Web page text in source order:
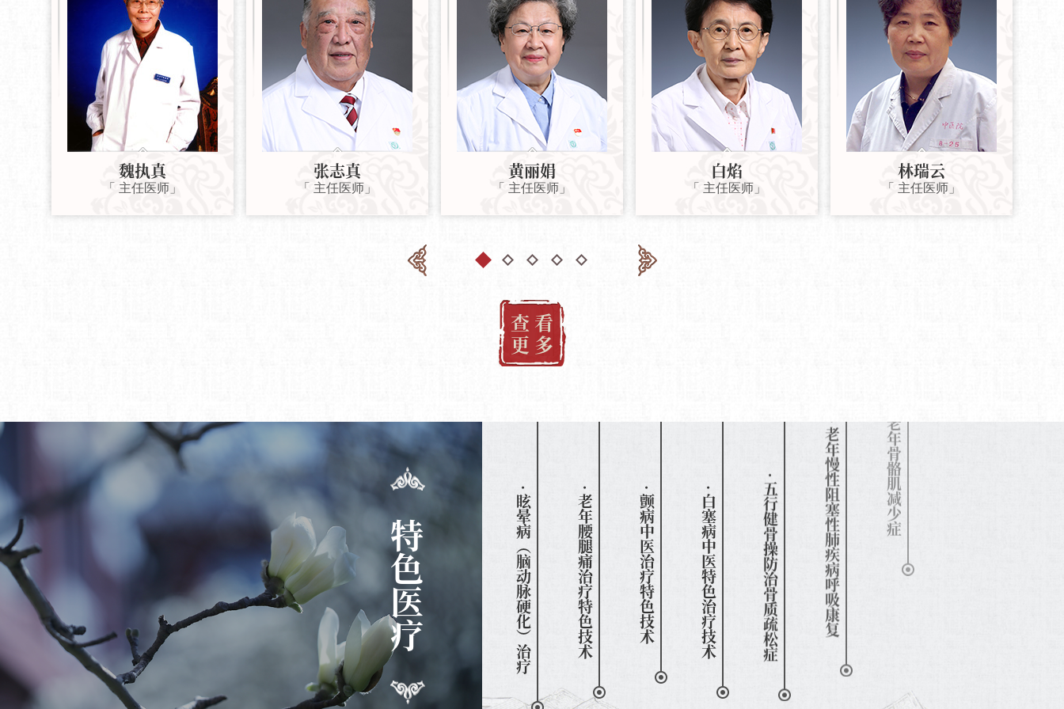
魏执真
「 主任医师」
张志真
「 主任医师」
黄丽娟
「 主任医师」
白焰
「 主任医师」
林瑞云
「 主任医师」
查 看
更 多
特色医疗 · 眩晕病（脑动脉硬化）治疗 · 老年腰腿痛治疗特色技术 · 颤病中医治疗特色技术 · 白塞病中医特色治疗技术 · 五行健骨操防治骨质疏松症 · 老年慢性阻塞性肺疾病呼吸康复 · 易筋经防治老年骨骼肌减少症